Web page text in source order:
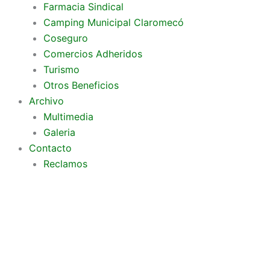
Farmacia Sindical
Camping Municipal Claromecó
Coseguro
Comercios Adheridos
Turismo
Otros Beneficios
Archivo
Multimedia
Galeria
Contacto
Reclamos